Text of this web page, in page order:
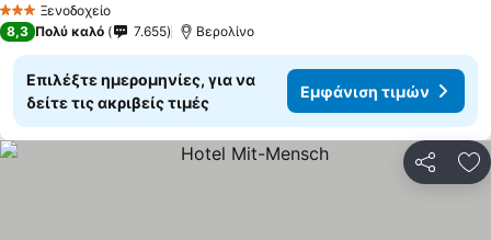
3 ΑστέριαΞενοδοχείο
8,3 Πολύ καλό 7.655 Βερολίνο
Επιλέξτε ημερομηνίες, για να
δείτε τις ακριβείς τιμές
Εμφάνιση τιμών